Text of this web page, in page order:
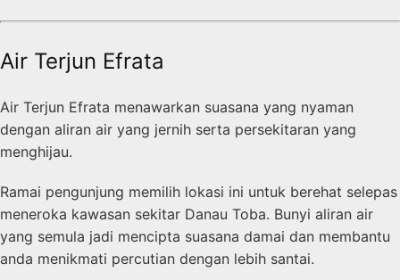
Air Terjun Efrata
Air Terjun Efrata menawarkan suasana yang nyaman
dengan aliran air yang jernih serta persekitaran yang
menghijau.
Ramai pengunjung memilih lokasi ini untuk berehat selepas
meneroka kawasan sekitar Danau Toba. Bunyi aliran air
yang semula jadi mencipta suasana damai dan membantu
anda menikmati percutian dengan lebih santai.